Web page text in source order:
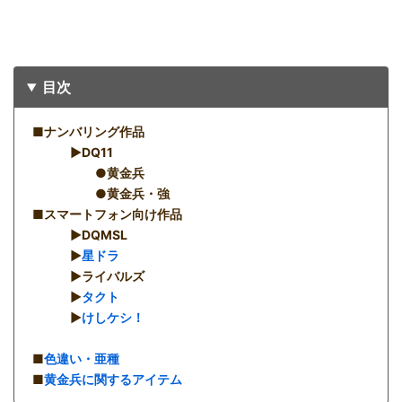
目次
■ナンバリング作品
▶︎DQ11
●黄金兵
●黄金兵・強
■スマートフォン向け作品
▶︎DQMSL
▶︎星ドラ
▶︎ライバルズ
▶︎タクト
▶︎けしケシ！
■色違い・亜種
■黄金兵に関するアイテム